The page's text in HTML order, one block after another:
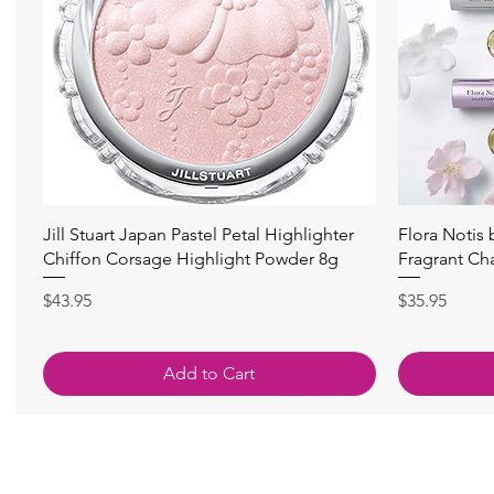
快速瀏覽
Jill Stuart Japan Pastel Petal Highlighter
Chiffon Corsage Highlight Powder 8g
價格
$43.95
Add to Cart
Flora Notis
Fragrant
價格
$35.95